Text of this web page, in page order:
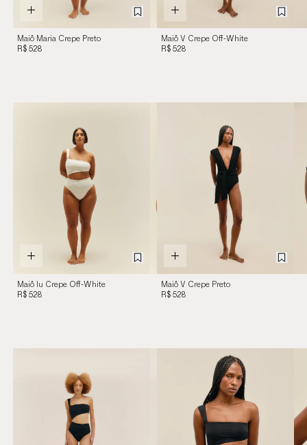
Maiô Maria Crepe Preto
R$ 528
Maiô V Crepe Off-White
R$ 528
Maiô Iu Crepe Off-White
R$ 528
Maiô V Crepe Preto
R$ 528